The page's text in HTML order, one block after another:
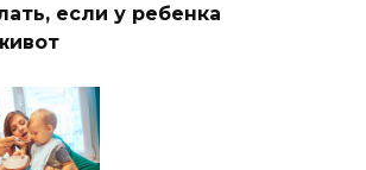
если у ребенка